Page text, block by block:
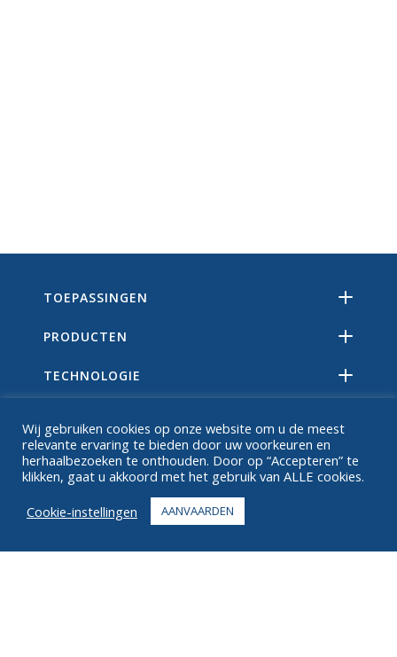
TOEPASSINGEN
PRODUCTEN
TECHNOLOGIE
OVER
Wij gebruiken cookies op onze website om u de meest
relevante ervaring te bieden door uw voorkeuren en
herhaalbezoeken te onthouden. Door op “Accepteren” te
klikken, gaat u akkoord met het gebruik van ALLE cookies.
Cookie-instellingen
AANVAARDEN